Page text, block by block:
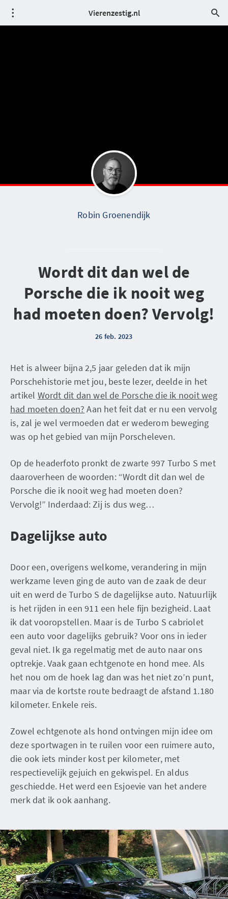
Vierenzestig.nl
Robin Groenendijk
Wordt dit dan wel de
Porsche die ik nooit weg
had moeten doen? Vervolg!
26 feb. 2023
Het is alweer bijna 2,5 jaar geleden dat ik mijn
Porschehistorie met jou, beste lezer, deelde in het
artikel Wordt dit dan wel de Porsche die ik nooit weg
had moeten doen? Aan het feit dat er nu een vervolg
is, zal je wel vermoeden dat er wederom beweging
was op het gebied van mijn Porscheleven.
Op de headerfoto pronkt de zwarte 997 Turbo S met
daaroverheen de woorden: “Wordt dit dan wel de
Porsche die ik nooit weg had moeten doen?
Vervolg!” Inderdaad: Zij is dus weg…
Dagelijkse auto
Door een, overigens welkome, verandering in mijn
werkzame leven ging de auto van de zaak de deur
uit en werd de Turbo S de dagelijkse auto. Natuurlijk
is het rijden in een 911 een hele fijn bezigheid. Laat
ik dat vooropstellen. Maar is de Turbo S cabriolet
een auto voor dagelijks gebruik? Voor ons in ieder
geval niet. Ik ga regelmatig met de auto naar ons
optrekje. Vaak gaan echtgenote en hond mee. Als
het nou om de hoek lag dan was het niet zo’n punt,
maar via de kortste route bedraagt de afstand 1.180
kilometer. Enkele reis.
Zowel echtgenote als hond ontvingen mijn idee om
deze sportwagen in te ruilen voor een ruimere auto,
die ook iets minder kost per kilometer, met
respectievelijk gejuich en gekwispel. En aldus
geschiedde. Het werd een Esjoevie van het andere
merk dat ik ook aanhang.